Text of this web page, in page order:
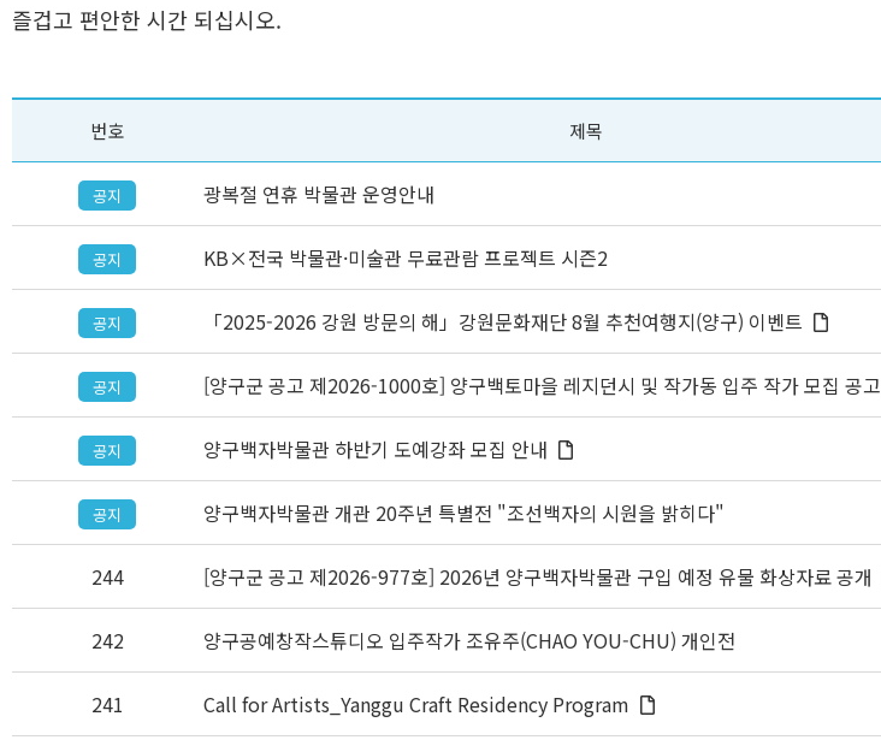
즐겁고 편안한 시간 되십시오.
번호 제목
공지 광복절 연휴 박물관 운영안내
공지 KB×전국 박물관·미술관 무료관람 프로젝트 시즌2
공지 「2025-2026 강원 방문의 해」강원문화재단 8월 추천여행지(양구) 이벤트
공지 [양구군 공고 제2026-1000호] 양구백토마을 레지던시 및 작가동 입주 작가 모집 공고
공지 양구백자박물관 하반기 도예강좌 모집 안내
공지 양구백자박물관 개관 20주년 특별전 "조선백자의 시원을 밝히다"
244 [양구군 공고 제2026-977호] 2026년 양구백자박물관 구입 예정 유물 화상자료 공개
242 양구공예창작스튜디오 입주작가 조유주(CHAO YOU-CHU) 개인전
241 Call for Artists_Yanggu Craft Residency Program